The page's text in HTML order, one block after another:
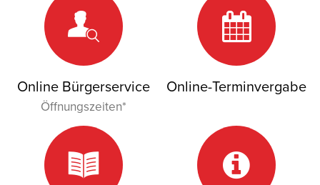
Online Bürgerservice
Öffnungszeiten*
Online-Terminvergabe